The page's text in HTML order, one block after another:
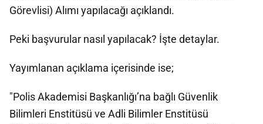
Görevlisi) Alımı yapılacağı açıklandı.
Peki başvurular nasıl yapılacak? İşte detaylar.
Yayımlanan açıklama içerisinde ise;
"Polis Akademisi Başkanlığı’na bağlı Güvenlik
Bilimleri Enstitüsü ve Adli Bilimler Enstitüsü